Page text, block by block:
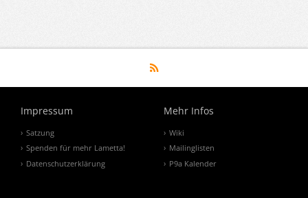
Impressum
Satzung
Spenden für mehr Lametta!
Datenschutzerklärung
Mehr Infos
Wiki
Mailinglisten
P9a Kalender